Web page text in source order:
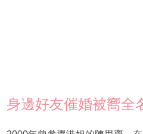
身邊好友催婚被嚮全